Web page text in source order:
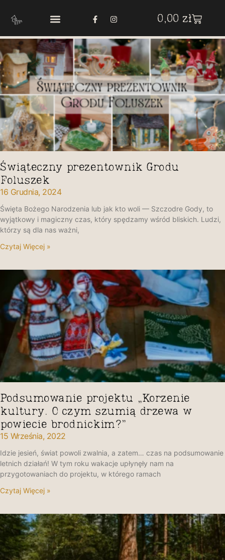
0,00 zł
Świąteczny prezentownik Grodu
Foluszek
16 Grudnia, 2024
Święta Bożego Narodzenia lub jak kto woli — Szczodre Gody, to
wyjątkowy i magiczny czas, który spędzamy wśród bliskich. Ludzi,
którzy są dla nas ważni,
Czytaj Więcej »
Podsumowanie projektu „Korzenie
kultury. O czym szumią drzewa w
powiecie brodnickim?”
15 Września, 2022
Idzie jesień, świat powoli zwalnia, a zatem… czas na podsumowanie
letnich działań! W tym roku wakacje upłynęły nam na
przygotowaniach do projektu, w którego ramach
Czytaj Więcej »